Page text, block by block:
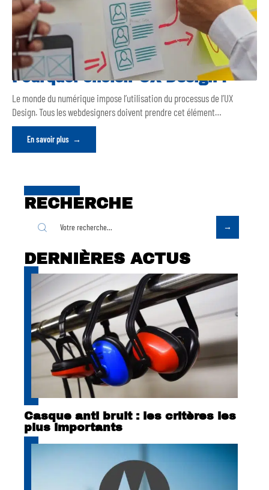
Pourquoi choisir UX Design ?
Le monde du numérique impose l’utilisation du processus de l’UX
Design. Tous les webdesigners doivent prendre cet élément…
En savoir plus
RECHERCHE
DERNIÈRES ACTUS
Casque anti bruit : les critères les
plus importants